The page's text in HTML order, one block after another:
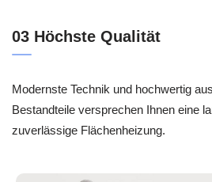
03 Höchste Qualität
Modernste Technik und hochwertig
Bestandteile versprechen Ihnen eine
zuverlässige Flächenheizung.